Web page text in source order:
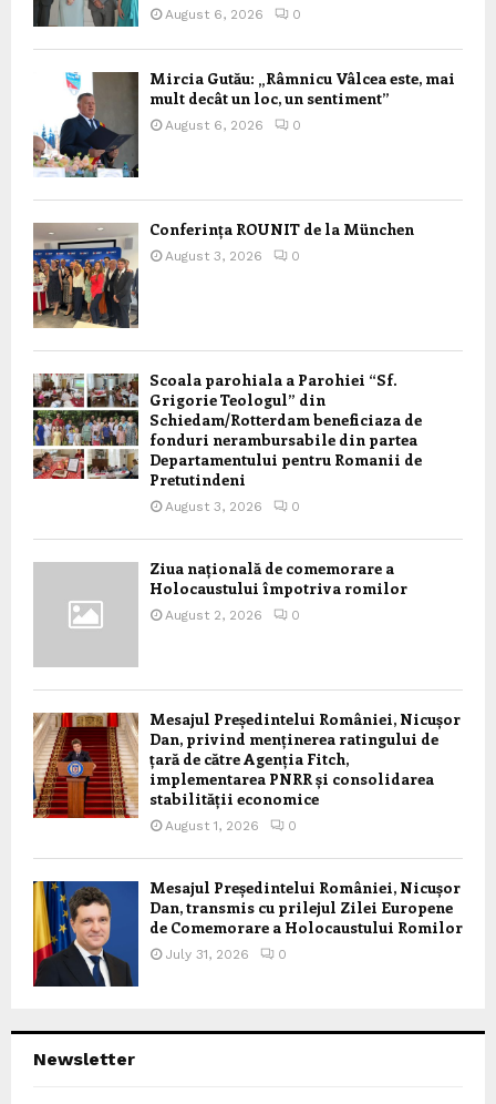
August 6, 2026 0
Mircia Gutău: „Râmnicu Vâlcea este, mai
mult decât un loc, un sentiment”
August 6, 2026 0
Conferința ROUNIT de la München
August 3, 2026 0
Scoala parohiala a Parohiei “Sf.
Grigorie Teologul” din
Schiedam/Rotterdam beneficiaza de
fonduri nerambursabile din partea
Departamentului pentru Romanii de
Pretutindeni
August 3, 2026 0
Ziua națională de comemorare a
Holocaustului împotriva romilor
August 2, 2026 0
Mesajul Președintelui României, Nicușor
Dan, privind menținerea ratingului de
țară de către Agenția Fitch,
implementarea PNRR și consolidarea
stabilității economice
August 1, 2026 0
Mesajul Președintelui României, Nicușor
Dan, transmis cu prilejul Zilei Europene
de Comemorare a Holocaustului Romilor
July 31, 2026 0
Newsletter